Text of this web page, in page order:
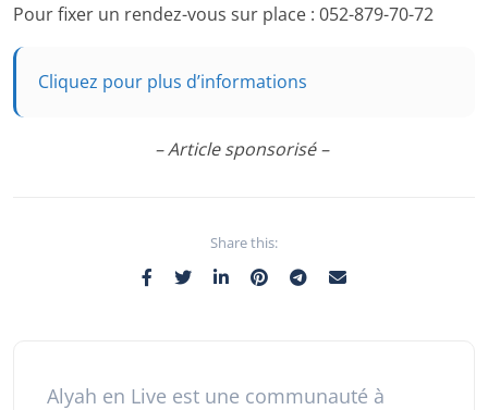
Pour fixer un rendez-vous sur place : 052-879-70-72
Cliquez pour plus d’informations
– Article sponsorisé –
Share this:
Alyah en Live est une communauté à